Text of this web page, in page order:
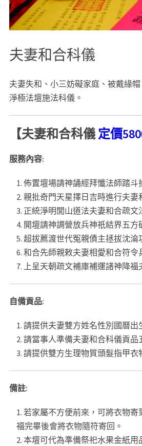
夫妻和合科儀
夫妻失和、小三妨礙家庭、被戴緣
淨極法壇施法科儀。
【夫妻和合科儀定價
服務內容:
佈置壇場請神誦經拜懺法師踏斗
親批奇門天星擇日吉時進行夫妻
正統淨明閭山道法夫妻和合疏文
開壇請神調營放兵神祇結界五方
超拔薦渡世代冤親債主拯拔沈淪
和合先師親敕夫妻相愛和合符令
上呈天朝疏文補庫補運諸神降福
自備貢品:
請提供夫妻雙方姓名性別國曆出
請當事人準備夫妻和合科儀貢品
請提供雙方生理物質頭髮指甲衣
備註:
若家屬不方便前來，可將衣物寄
福完畢後會將衣物隨符寄回。
本壇可代為準備祭祀水果金紙用